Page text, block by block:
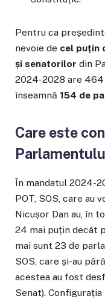
Pentru ca
nevoie de cel puțin
și senatorilor din
2024-2028 are
înseamnă 154 de
Care este
În mandatul 2024-
POT, SOS, care au
Nicușor Dan au, în
24 mai puțin decât
mai sunt 23 de
SOS, care și-au
acestea au fost
Senat).